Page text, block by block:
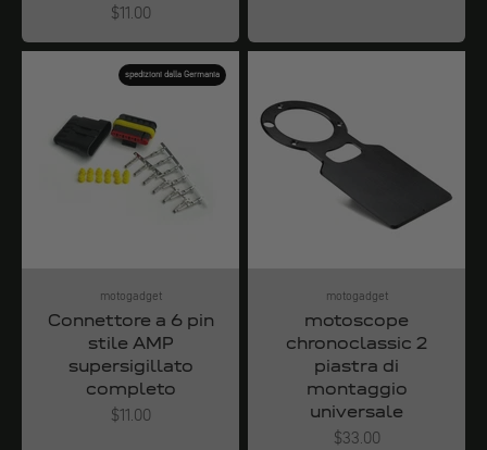
Angebot
$11.00
spedizioni dalla Germania
motogadget
Connettore a 6 pin
stile AMP
supersigillato
completo
Angebot
$11.00
motogadget
motoscope
chronoclassic 2
piastra di
montaggio
universale
Angebot
$33.00